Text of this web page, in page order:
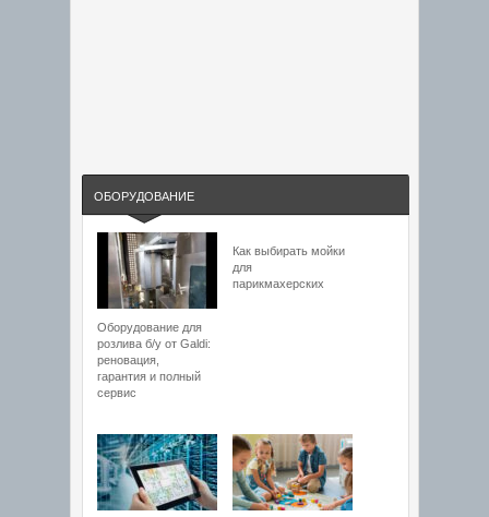
ОБОРУДОВАНИЕ
Оборудование для
розлива б/у от Galdi:
реновация,
гарантия и полный
сервис
Как выбирать мойки
для
парикмахерских